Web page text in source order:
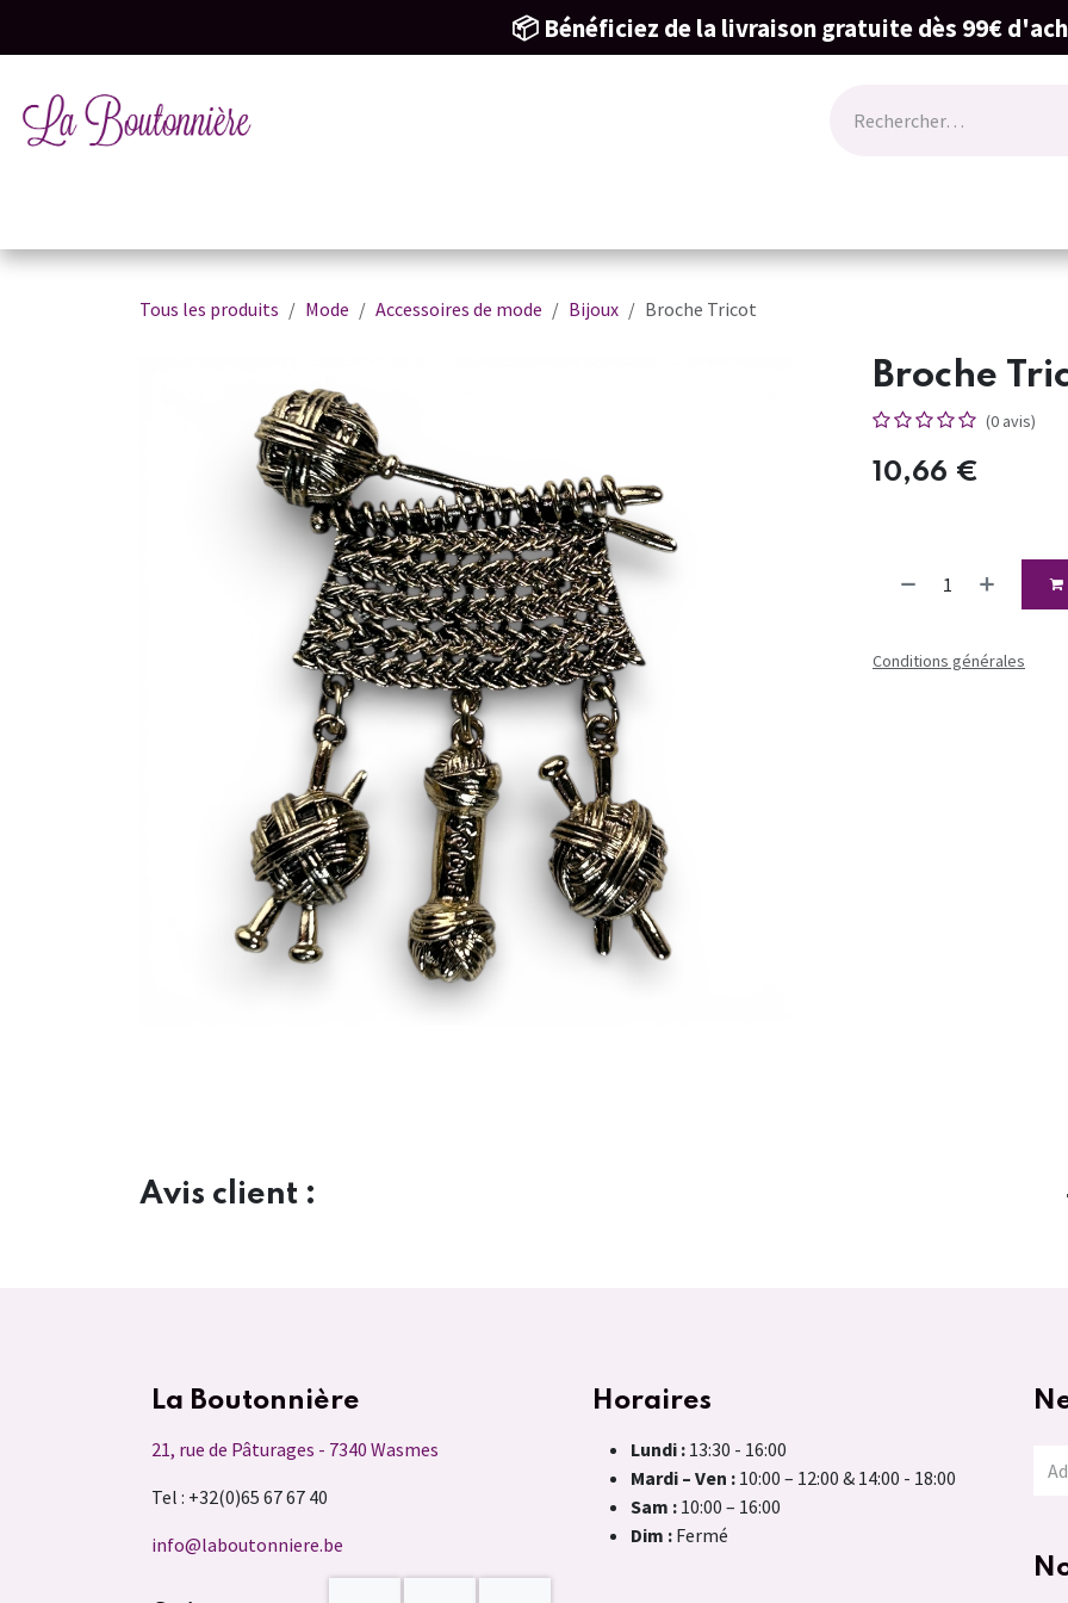
📦 Bénéficiez de la livraison gratuite dès 99€
Tous les produits Mode Accessoires de mode Bijoux Broche Tricot
Broche
(0 avis)
10,66 €
Conditions générales
Avis client :
La Boutonnière
21, rue de Pâturages - 7340 Wasmes
Tel : +32(0)65 67 67 40
info@laboutonniere.be
Horaires
Lundi : 13:30 - 16:00
Mardi – Ven : 10:00 – 12:00 & 14:00 - 18:00
Sam : 10:00 – 16:00
Dim : Fermé